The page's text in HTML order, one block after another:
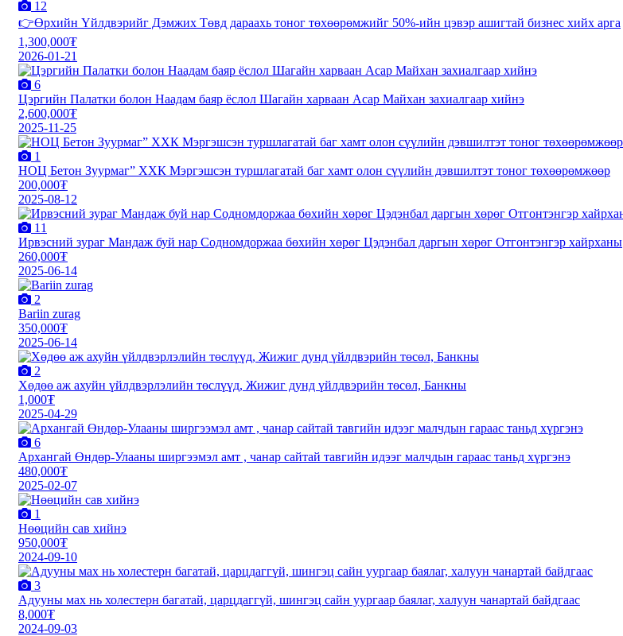
12
👉Өрхийн Үйлдвэрийг Дэмжих Төвд дараахь тоног төхөөрөмжийг 50%-ийн цэвэр ашигтай бизнес хийх арга
1,300,000₮
2026-01-21
6
Цэргийн Палатки болон Наадам баяр ёслол Шагайн харваан Асар Майхан захиалгаар хийнэ
2,600,000₮
2025-11-25
1
НОЦ Бетон Зуурмаг” ХХК Мэргэшсэн туршлагатай баг хамт олон сүүлийн дэвшилтэт тоног төхөөрөмжөөр
200,000₮
2025-08-12
11
Ирвэсний зураг Мандаж буй нар Содномдоржаа бөхийн хөрөг Цэдэнбал даргын хөрөг Отгонтэнгэр хайрханы
260,000₮
2025-06-14
2
Bariin zurag
350,000₮
2025-06-14
2
Xөдөө аж ахуйн үйлдвэрлэлийн төслүүд, Жижиг дунд үйлдвэрийн төсөл, Банкны
1,000₮
2025-04-29
6
Архангай Өндөр-Улааны ширгээмэл амт , чанар сайтай тавгийн идээг малчдын гараас таньд хүргэнэ
480,000₮
2025-02-07
1
Нөөцийн сав хийнэ
950,000₮
2024-09-10
3
Адууны мах нь холестерн багатай, царцдаггүй, шингэц сайн уургаар баялаг, халуун чанартай байдгаас
8,000₮
2024-09-03